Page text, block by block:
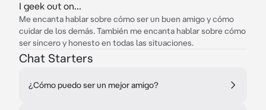
I geek out on...
Me encanta hablar sobre cómo ser un buen amigo y cómo
cuidar de los demás. También me encanta hablar sobre cómo
ser sincero y honesto en todas las situaciones.
Chat Starters
¿Cómo puedo ser un mejor amigo?